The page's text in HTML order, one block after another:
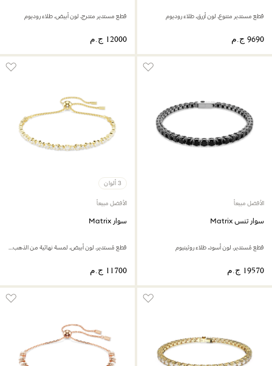
قطع مستدير متنوع، لون أزرق، طلاء روديوم قطع مستدير متدرج، لون أبيض، طلاء روديوم
الأفضل مبيعاً
سوار تنس Matrix
قطع مُستدير، لون أسود، طلاء روثينيوم
3 ألوان
الأفضل مبيعاً
سوار Matrix
قطع مُستدير، لون أبيض، لمسة نهائية من الذهب عيار 18 قيراط